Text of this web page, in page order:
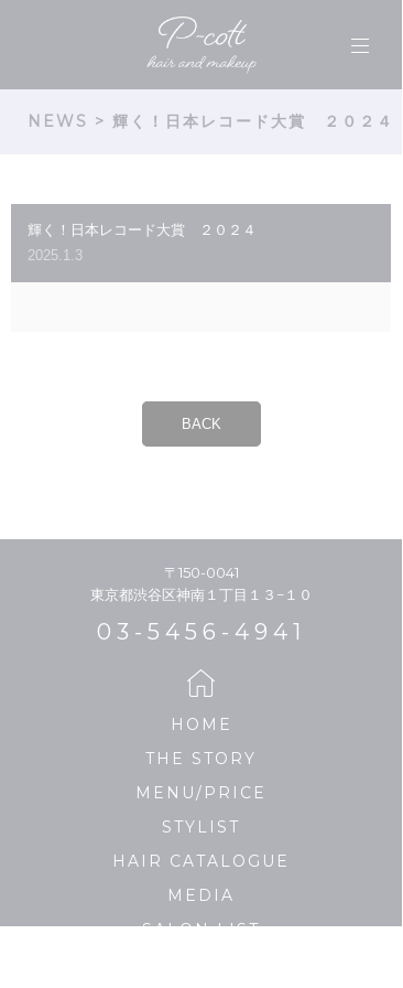
NEWS > 輝く！日本レコード大賞 ２０２４
輝く！日本レコード大賞 ２０２４
2025.1.3
BACK
〒150-0041
東京都渋谷区神南１丁目１３−１０
03-5456-4941
HOME
THE STORY
MENU/PRICE
STYLIST
HAIR CATALOGUE
MEDIA
SALON LIST